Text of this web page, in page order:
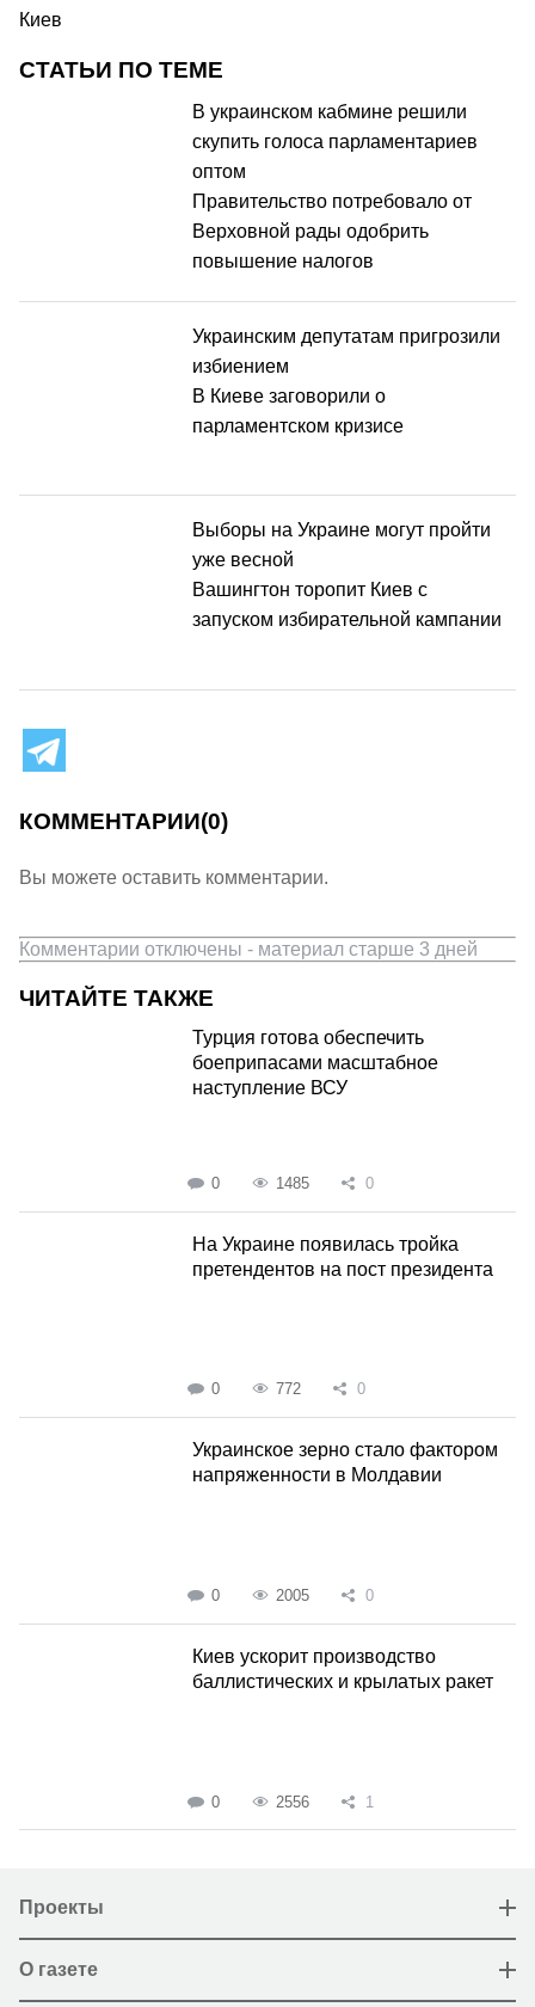
Киев
СТАТЬИ ПО ТЕМЕ
В украинском кабмине решили
скупить голоса парламентариев
оптом
Правительство потребовало от
Верховной рады одобрить
повышение налогов
Украинским депутатам пригрозили
избиением
В Киеве заговорили о
парламентском кризисе
Выборы на Украине могут пройти
уже весной
Вашингтон торопит Киев с
запуском избирательной кампании
КОММЕНТАРИИ(0)
Вы можете оставить комментарии.
Комментарии отключены - материал старше 3 дней
ЧИТАЙТЕ ТАКЖЕ
Турция готова обеспечить
боеприпасами масштабное
наступление ВСУ
0 1485 0
На Украине появилась тройка
претендентов на пост президента
0 772 0
Украинское зерно стало фактором
напряженности в Молдавии
0 2005 0
Киев ускорит производство
баллистических и крылатых ракет
0 2556 1
Проекты
О газете